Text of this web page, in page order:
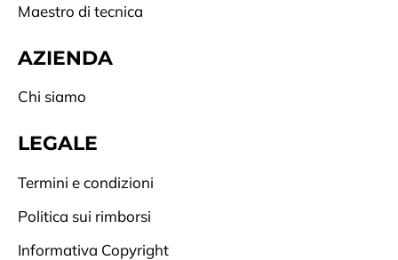
Maestro di tecnica
AZIENDA
Chi siamo
LEGALE
Termini e condizioni
Politica sui rimborsi
Informativa Copyright